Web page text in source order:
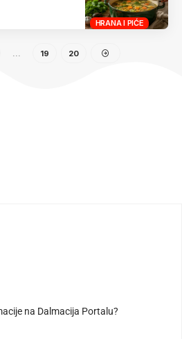
HRANA I PIĆE
19 20
na Dalmacija Portalu?